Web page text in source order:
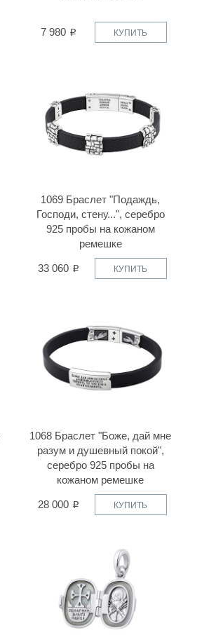
7 980 КУПИТЬ
1069 Браслет "Подаждь,
Господи, стену...", серебро
925 пробы на кожаном
ремешке
33 060 КУПИТЬ
1068 Браслет "Боже, дай мне
разум и душевный покой",
серебро 925 пробы на
кожаном ремешке
28 000 КУПИТЬ